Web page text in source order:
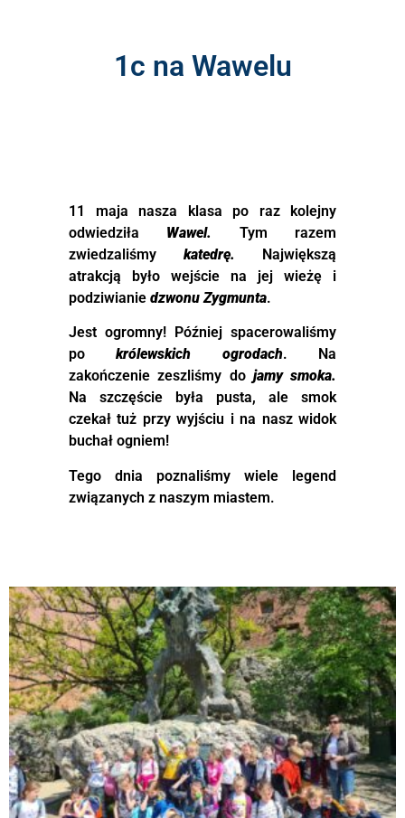
1c na Wawelu
11 maja nasza klasa po raz kolejny
odwiedziła Wawel.
Tym razem
zwiedzaliśmy katedrę.
Największą
atrakcją było wejście na jej wieżę i
podziwianie dzwonu Zygmunta.
Jest ogromny! Później spacerowaliśmy
pokrólewskich ogrodach. Na
zakończenie zeszliśmy do jamy smoka.
Na szczęście była pusta, ale smok
czekał tuż przy wyjściu i na nasz widok
buchał ogniem!
Tego dnia poznaliśmy wiele legend
związanych z naszym miastem.